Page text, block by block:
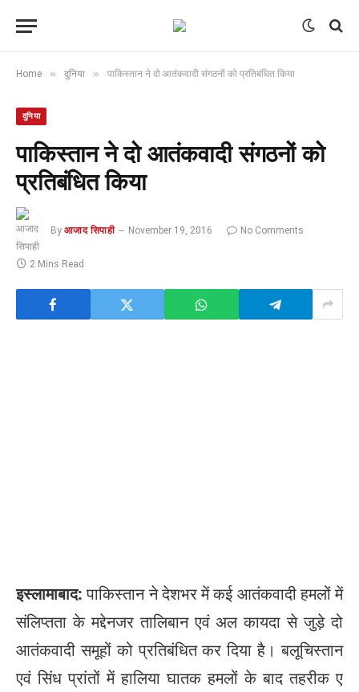
Home » दुनिया » पाकिस्तान ने दो आतंकवादी संगठनों को प्रतिबंधित किया
दुनिया
पाकिस्तान ने दो आतंकवादी संगठनों को
प्रतिबंधित किया
By आजाद सिपाही November 19, 2016 No Comments
2 Mins Read
इस्लामाबाद:पाकिस्तान ने देशभर में कई आतंकवादी हमलों में
संलिप्तता के मद्देनजर तालिबान एवं अल कायदा से जुड़े दो
आतंकवादी समूहों को प्रतिबंधित कर दिया है। बलूचिस्तान
एवं सिंध प्रांतों में हालिया घातक हमलों के बाद तहरीक ए